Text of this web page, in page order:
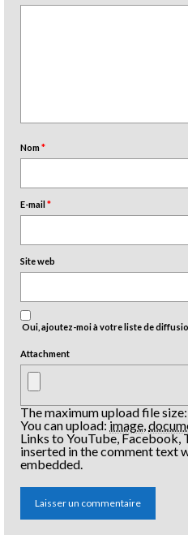
Nom*
E-mail*
Site web
Oui, ajoutez-moi à votre liste de
Attachment
The maximum upload file
You can upload:image
Links to YouTube,
inserted in the comment text
embedded.